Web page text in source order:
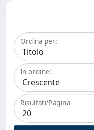
Ordina per:
In ordine:
Risultati/Pagina